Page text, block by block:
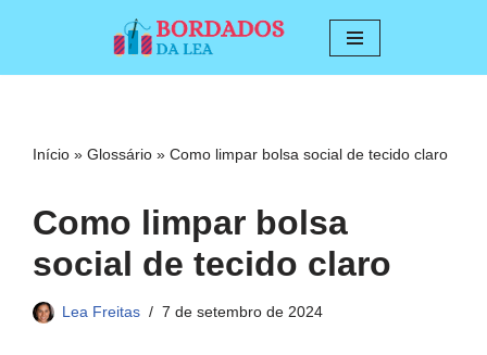
conteúdo
Início » Glossário » Como limpar bolsa social de tecido claro
Como limpar bolsa
social de tecido claro
Lea Freitas 7 de setembro de 2024